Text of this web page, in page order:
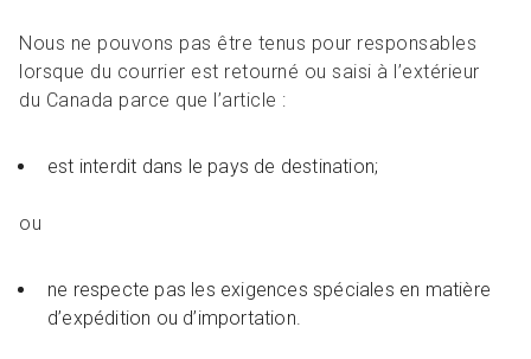
Nous ne pouvons pas être tenus pour responsables
lorsque du courrier est retourné ou saisi à l’extérieur
du Canada parce que l’article :
est interdit dans le pays de destination;
ou
ne respecte pas les exigences spéciales en matière
d’expédition ou d’importation.